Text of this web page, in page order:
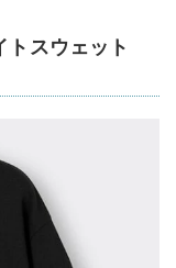
スウェット